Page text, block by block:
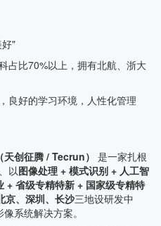
"
占比70%以上，拥有北航、浙大
良好的学习环境，人性化管理
创征腾 / Tecrun） 是一家扎根
以图像处理 + 模式识别 + 人工智
+ 省级专精特新 + 国家级专精特
京、深圳、长沙三地设研发中
系统解决方案。